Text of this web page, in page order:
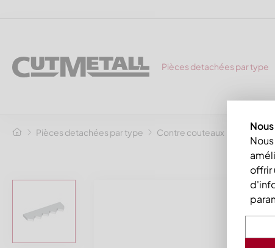
Pièces detachées par type
Pièces detachées par type Contre couteaux Contre-
offrir